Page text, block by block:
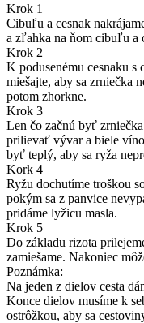
Krok 1
Cibuľu a cesnak
a zľahka na ňom cibuľu a
Krok 2
K podusenému cesnaku
miešajte, aby sa zrniečka
potom zhorkne.
Krok 3
Len čo začnú byť
prilievať vývar a biele
byť teplý, aby sa ryža
Kork 4
Ryžu dochutíme troškou
pokým sa z panvice
pridáme lyžicu masla.
Krok 5
Do základu rizota
zamiešame. Nakoniec
Poznámka:
Na jeden z dielov cesta
Konce dielov musíme k
ostrôžkou, aby sa